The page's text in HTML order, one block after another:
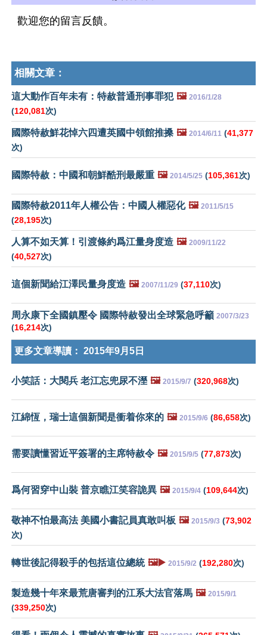
歡迎您的留言反饋。
相關文章：
這大動作百年未有：特赦普通刑事罪犯 🖼️ 2016/1/28
(120,081次)
國際特赦鮮花悼六四遭英國中領館推搡 🖼️ 2014/6/11 (41,377
次)
國際特赦：中國和朝鮮酷刑最嚴重 🖼️ 2014/5/25 (105,361次)
國際特赦2011年人權公告：中國人權惡化 🖼️ 2011/5/15
(28,195次)
人算不如天算！引渡條約爲江量身度造 🖼️ 2009/11/22
(40,527次)
這個新聞給江澤民量身度造 🖼️ 2007/11/29 (37,110次)
周永康下全國鎮壓令 國際特赦發出全球緊急呼籲 2007/3/23
(16,214次)
更多文章導讀： 2015年9月5日
小笑話：大閱兵 老江忘兜尿不溼 🖼️ 2015/9/7 (320,968次)
江綿恆，瑞士這個新聞是衝着你來的 🖼️ 2015/9/6 (86,658次)
需要讀懂習近平簽署的主席特赦令 🖼️ 2015/9/5 (77,873次)
爲何習穿中山裝 普京瞧江笑容詭異 🖼️ 2015/9/4 (109,644次)
敬神不怕最高法 美國小書記員真敢叫板 🖼️ 2015/9/3 (73,902
次)
轉世後記得殺手的包括這位總統 🖼️▶️ 2015/9/2 (192,280次)
製造幾十年來最荒唐審判的江系大法官落馬 🖼️ 2015/9/1
(339,250次)